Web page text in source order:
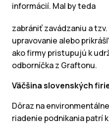
informácií. Mal by teda
zabrániť zavádzaniu a
upravovanie alebo
ako firmy pristupujú k
odborníčka z Graftonu.
Väčšina slovenských
Dôraz na
riadenie podnikania patrí